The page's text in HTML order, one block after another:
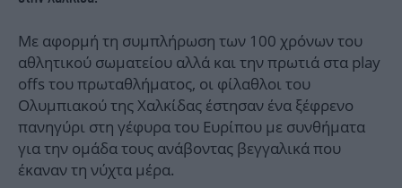
Με αφορμή τη συμπλήρωση των 100 χρόνων του
αθλητικού σωματείου αλλά και την πρωτιά στα play
offs του πρωταθλήματος, οι φίλαθλοι του
Ολυμπιακού της Χαλκίδας έστησαν ένα ξέφρενο
πανηγύρι στη γέφυρα του Ευρίπου με συνθήματα
για την ομάδα τους ανάβοντας βεγγαλικά που
έκαναν τη νύχτα μέρα.